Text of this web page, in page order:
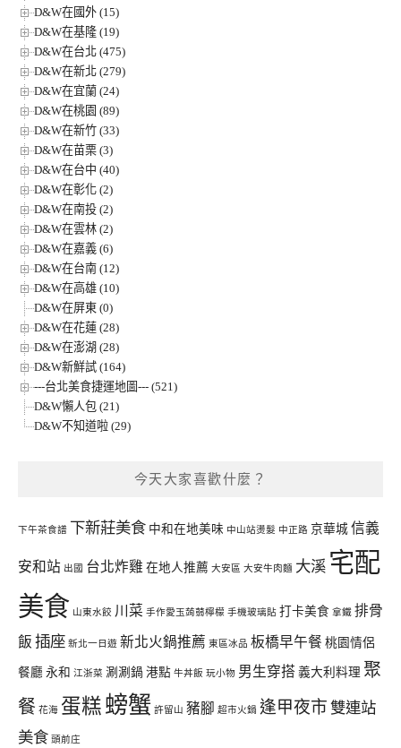
D&W在國外 (15)
D&W在基隆 (19)
D&W在台北 (475)
D&W在新北 (279)
D&W在宜蘭 (24)
D&W在桃園 (89)
D&W在新竹 (33)
D&W在苗栗 (3)
D&W在台中 (40)
D&W在彰化 (2)
D&W在南投 (2)
D&W在雲林 (2)
D&W在嘉義 (6)
D&W在台南 (12)
D&W在高雄 (10)
D&W在屏東 (0)
D&W在花蓮 (28)
D&W在澎湖 (28)
D&W新鮮試 (164)
---台北美食捷運地圖--- (521)
D&W懶人包 (21)
D&W不知道啦 (29)
今天大家喜歡什麼？
下午茶食譜 下新莊美食 中和在地美味 中山站燙髮 中正路 京華城 信義
安和站 出國 台北炸雞 在地人推薦 大安區 大安牛肉麵 大溪 宅配
美食 山東水餃 川菜 手作愛玉蒟蒻檸檬 手機玻璃貼 打卡美食 拿鐵 排骨
飯 插座 新北一日遊 新北火鍋推薦 東區冰品 板橋早午餐 桃園情侶
餐廳 永和 江浙菜 涮涮鍋 港點 牛丼飯 玩小物 男生穿搭 義大利料理 聚
餐 花海 蛋糕 螃蟹 許留山 豬腳 超市火鍋 逢甲夜市 雙連站
美食 頭前庄